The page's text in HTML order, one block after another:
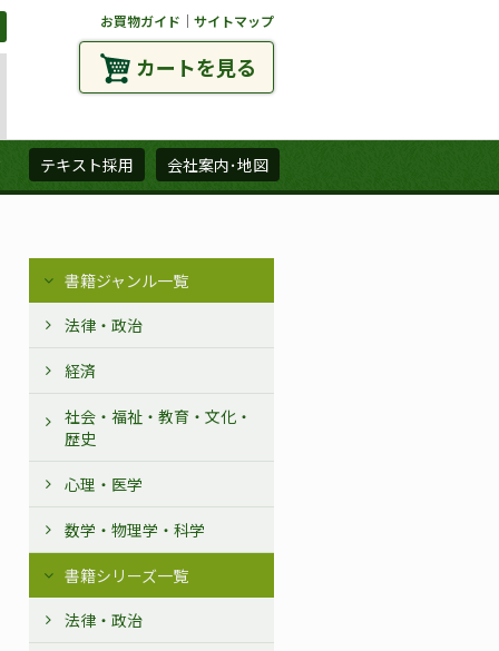
お買物ガイド ｜ サイトマップ
カートを見る
テキスト採用 会社案内･地図
書籍ジャンル一覧
法律・政治
経済
社会・福祉・教育・文化・
歴史
心理・医学
数学・物理学・科学
書籍シリーズ一覧
法律・政治